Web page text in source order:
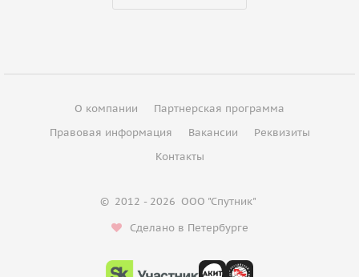
О компании
Партнерская программа
Правовая информация
Вакансии
Реквизиты
Контакты
© 2012 - 2026 ООО "Спутник"
Сделано в Петербурге